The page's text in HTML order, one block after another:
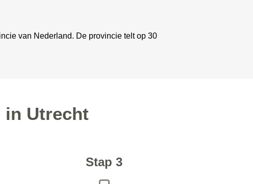
van Nederland. De provincie telt op 30
in Utrecht
Stap 3